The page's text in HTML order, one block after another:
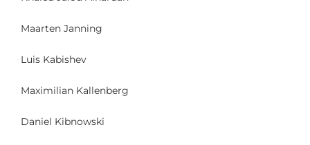
Maarten Janning
Luis Kabishev
Maximilian Kallenberg
Daniel Kibnowski